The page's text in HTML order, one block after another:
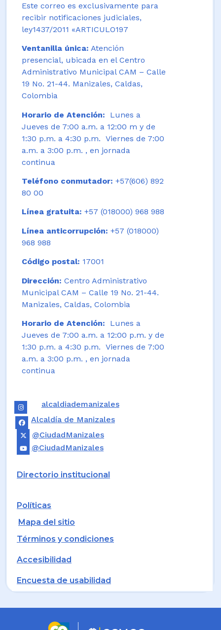
Este correo es exclusivamente para
recibir notificaciones judiciales,
ley1437/2011 «ARTICULO197
Ventanilla única: Atención
presencial, ubicada en el Centro
Administrativo Municipal CAM – Calle
19 No. 21-44. Manizales, Caldas,
Colombia
Horario de Atención:
Lunes a
Jueves de 7:00 a.m. a 12:00 m y de
1:30 p.m. a 4:30 p.m. Viernes de 7:00
a.m. a 3:00 p.m. , en jornada
continua
Teléfono conmutador: +57(606) 892
80 00
Línea gratuita: +57 (018000) 968 988
Línea anticorrupción: +57 (018000)
968 988
Código postal: 17001
Dirección: Centro Administrativo
Municipal CAM – Calle 19 No. 21-44.
Manizales, Caldas, Colombia
Horario de Atención: Lunes a
Jueves de 7:00 a.m. a 12:00 p.m. y de
1:30 p.m. a 4:30 p.m. Viernes de 7:00
a.m. a 3:00 p.m. , en jornada
continua
alcaldiademanizales
Alcaldía de Manizales
@CiudadManizales
@CiudadManizales
Directorio institucional
Políticas
Mapa del sitio
Términos y condiciones
Accesibilidad
Encuesta de usabilidad